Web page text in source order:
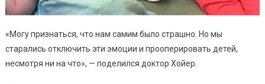
«Могу признаться, что нам самим было страшно. Но мы
старались отключить эти эмоции и прооперировать детей,
несмотря ни на что», — поделился доктор Хойер.